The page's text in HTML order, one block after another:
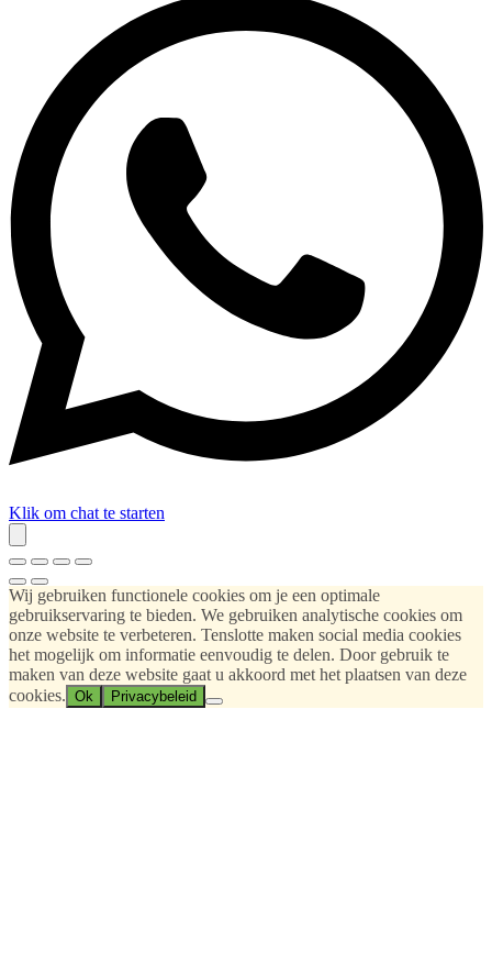
Klik om chat te starten
Wij gebruiken functionele cookies om je een optimale
gebruikservaring te bieden. We gebruiken analytische cookies om
onze website te verbeteren. Tenslotte maken social media cookies
het mogelijk om informatie eenvoudig te delen. Door gebruik te
maken van deze website gaat u akkoord met het plaatsen van deze
cookies. Ok Privacybeleid